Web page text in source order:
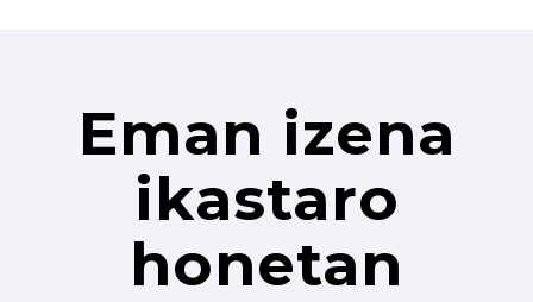
Eman izena
ikastaro
honetan